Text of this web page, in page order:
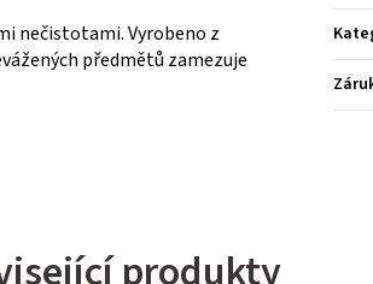
nečistotami. Vyrobeno z
předmětů zamezuje